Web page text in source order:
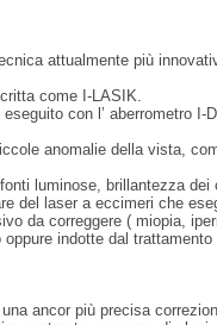
attualmente più
come I-LASIK.
eseguito con l’ aberrometro I-
anomalie della vista,
luminose, brillantezza dei
del laser a eccimeri che
da correggere ( miopia,
oppure indotte dal
ancor più precisa